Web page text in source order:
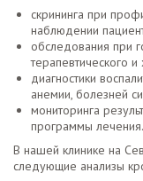
скрининга при
наблюдении
обследования при
терапевтического
диагностики
анемии, болезней
мониторинга
программы лечения.
В нашей клинике на
следующие анализы